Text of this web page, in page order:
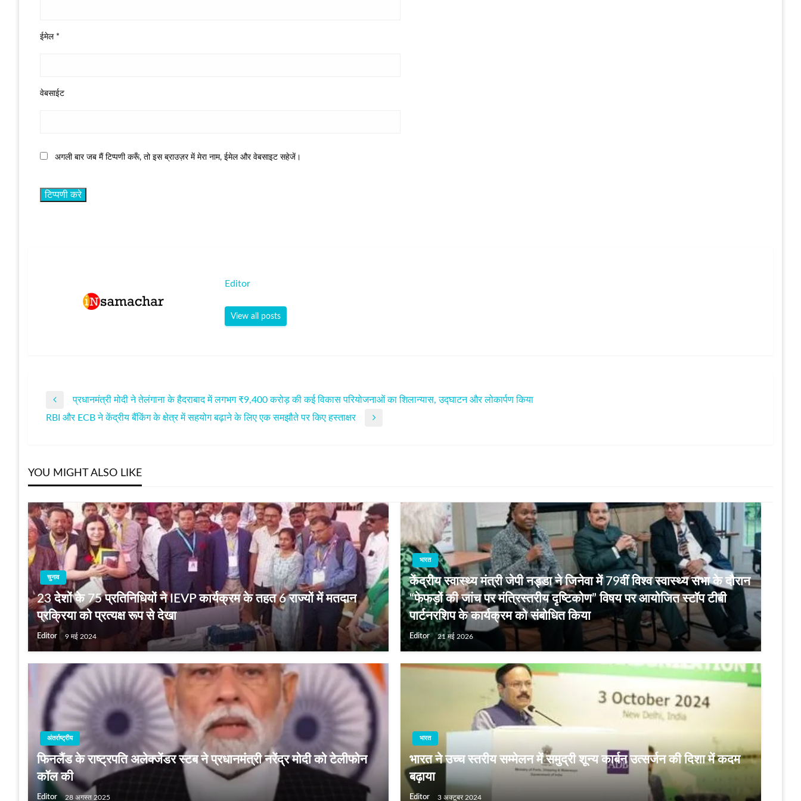
ईमेल *
वेबसाईट
अगली बार जब मैं टिप्पणी करूँ, तो इस ब्राउज़र में मेरा नाम, ईमेल और वेबसाइट सहेजें।
Editor
View all posts
पोस्ट
Previous
Post
प्रधानमंत्री मोदी ने तेलंगाना के हैदराबाद में लगभग ₹9,400 करोड़ की कई विकास परियोजनाओं का शिलान्यास, उद्घाटन और लोकार्पण किया
Next
RBI और ECB ने केंद्रीय बैंकिंग के क्षेत्र में सहयोग बढ़ाने के लिए एक समझौते पर किए हस्ताक्षर
YOU MIGHT ALSO LIKE
चुनाव
23 देशों के 75 प्रतिनिधियों ने IEVP कार्यक्रम के तहत 6 राज्यों में मतदान
प्रक्रिया को प्रत्यक्ष रूप से देखा
Editor 9 मई 2024
भारत
केंद्रीय स्वास्थ्य मंत्री जेपी नड्डा ने जिनेवा में 79वीं विश्व स्वास्थ्य सभा के दौरान
“फेफड़ों की जांच पर मंत्रिस्तरीय दृष्टिकोण” विषय पर आयोजित स्टॉप टीबी
पार्टनरशिप के कार्यक्रम को संबोधित किया
Editor 21 मई 2026
अंतर्राष्ट्रीय
फिनलैंड के राष्ट्रपति अलेक्जेंडर स्टब ने प्रधानमंत्री नरेंद्र मोदी को टेलीफोन
कॉल की
Editor 28 अगस्त 2025
भारत
भारत ने उच्च स्तरीय सम्मेलन में समुद्री शून्य कार्बन उत्सर्जन की दिशा में कदम
बढ़ाया
Editor 3 अक्टूबर 2024